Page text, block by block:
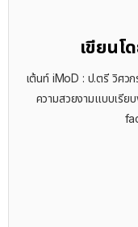
เขียนโ
เต้นท์ iMoD : ป.ตรี วิศว
ความสวยงามแบบเรี